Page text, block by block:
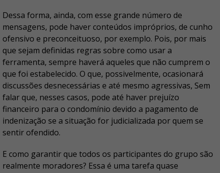
Dessa forma, ainda, com esse grande número de
mensagens, pode haver conteúdos impróprios, de cunho
ofensivo e preconceituoso, por exemplo. Pois, por mais
que sejam definidas regras sobre como usar a
ferramenta, sempre haverá aqueles que não cumprem o
que foi estabelecido. O que, possivelmente, ocasionará
discussões desnecessárias e até mesmo agressivas, Sem
falar que, nesses casos, pode até haver prejuízo
financeiro para o condomínio devido a pagamento de
indenização se a situação for judicializada por quem se
sentir ofendido.
E como garantir que todos os participantes do grupo são
realmente moradores? Essa é uma tarefa quase